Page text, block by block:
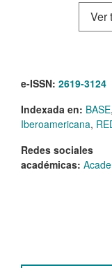
Ver
e-ISSN: 2619-3124
Indexada en: BASE,
Iberoamericana,
Redes sociales
académicas: